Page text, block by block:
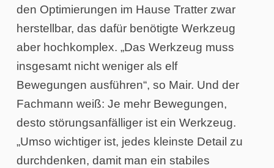
den Optimierungen im Hause Tratter zwar
herstellbar, das dafür benötigte Werkzeug
aber hochkomplex. „Das Werkzeug muss
insgesamt nicht weniger als elf
Bewegungen ausführen“, so Mair. Und der
Fachmann weiß: Je mehr Bewegungen,
desto störungsanfälliger ist ein Werkzeug.
„Umso wichtiger ist, jedes kleinste Detail zu
durchdenken, damit man ein stabiles